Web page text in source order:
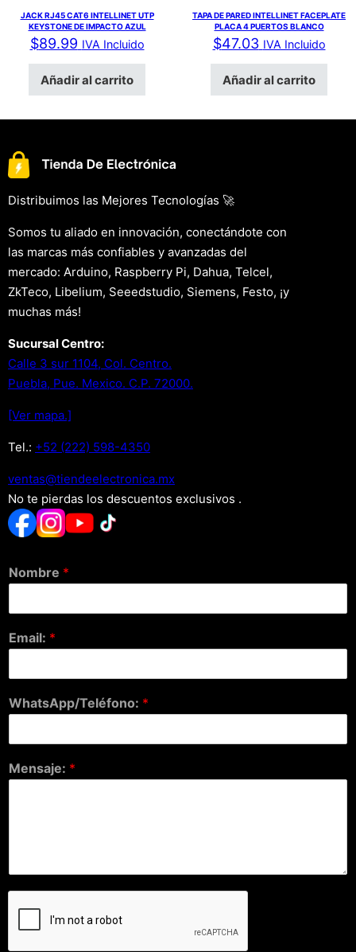
JACK RJ45 CAT6 INTELLINET UTP
KEYSTONE DE IMPACTO AZUL
$89.99 IVA Incluido
Añadir al carrito
TAPA DE PARED INTELLINET FACEPLATE
PLACA 4 PUERTOS BLANCO
$47.03 IVA Incluido
Añadir al carrito
Distribuimos las Mejores Tecnologías 🚀
Somos tu aliado en innovación, conectándote con
las marcas más confiables y avanzadas del
mercado: Arduino, Raspberry Pi, Dahua, Telcel,
ZkTeco, Libelium, Seeedstudio, Siemens, Festo, ¡y
muchas más!
Sucursal Centro:
Calle 3 sur 1104, Col. Centro.
Puebla, Pue. Mexico. C.P. 72000.
[Ver mapa.]
Tel.: +52 (222) 598-4350
xm.acinortceleedneit@satnev
No te pierdas los descuentos exclusivos .
Nombre *
Email: *
WhatsApp/Teléfono: *
Mensaje: *